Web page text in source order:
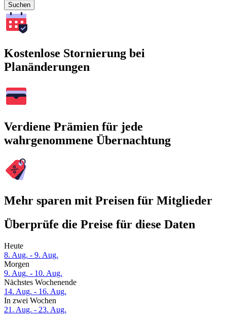
Suchen
Kostenlose Stornierung bei
Planänderungen
Verdiene Prämien für jede
wahrgenommene Übernachtung
Mehr sparen mit Preisen für Mitglieder
Überprüfe die Preise für diese Daten
Heute
8. Aug. - 9. Aug.
Morgen
9. Aug. - 10. Aug.
Nächstes Wochenende
14. Aug. - 16. Aug.
In zwei Wochen
21. Aug. - 23. Aug.